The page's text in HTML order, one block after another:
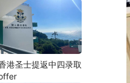
港圣士提返中四录取